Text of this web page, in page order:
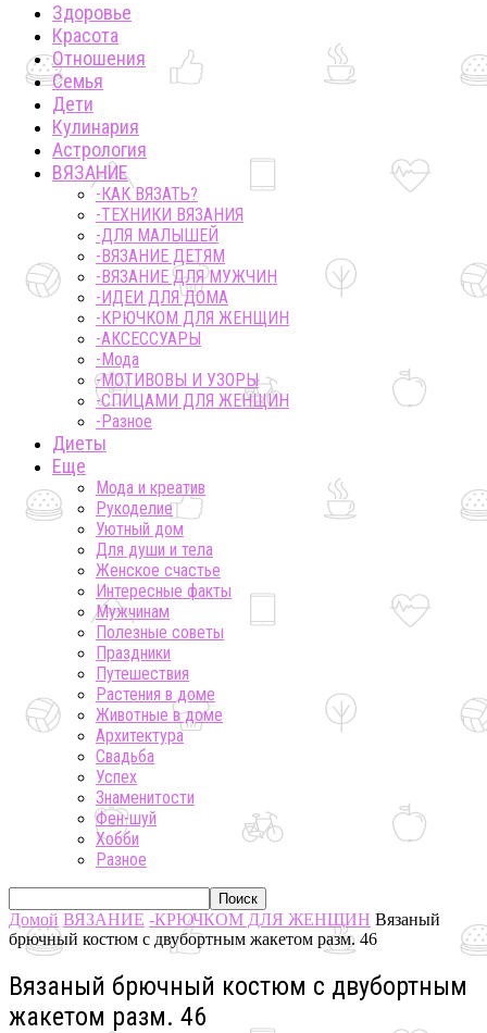
Здоровье
Красота
Отношения
Семья
Дети
Кулинария
Астрология
ВЯЗАНИЕ
-КАК ВЯЗАТЬ?
-ТЕХНИКИ ВЯЗАНИЯ
-ДЛЯ МАЛЫШЕЙ
-ВЯЗАНИЕ ДЕТЯМ
-ВЯЗАНИЕ ДЛЯ МУЖЧИН
-ИДЕИ ДЛЯ ДОМА
-КРЮЧКОМ ДЛЯ ЖЕНЩИН
-AКСЕССУАРЫ
-Мода
-МОТИВОВЫ И УЗОРЫ
-СПИЦАМИ ДЛЯ ЖЕНЩИН
-Разное
Диеты
Еще
Мода и креатив
Рукоделие
Уютный дом
Для души и тела
Женское счастье
Интересные факты
Мужчинам
Полезные советы
Праздники
Путешествия
Растения в доме
Животные в доме
Архитектура
Свадьба
Успех
Знаменитости
Фен-шуй
Хобби
Разное
Домой ВЯЗАНИЕ -КРЮЧКОМ ДЛЯ ЖЕНЩИН Вязаный
брючный костюм с двубортным жакетом разм. 46
Вязаный брючный костюм с двубортным
жакетом разм. 46